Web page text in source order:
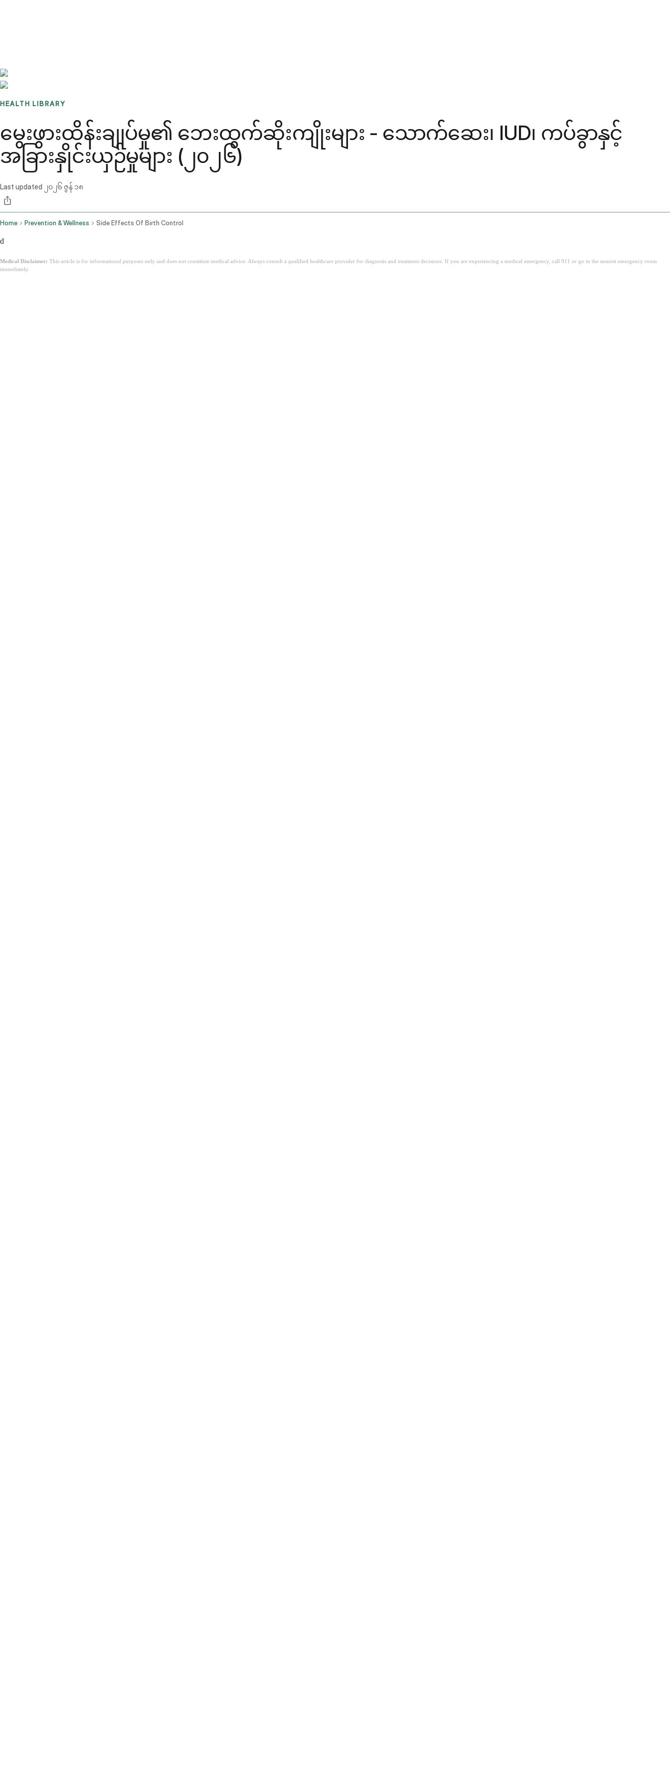
HEALTH LIBRARY
မွေးဖွားထိန်းချုပ်မှု၏ ဘေးထွက်ဆိုးကျိုးများ - သောက်ဆေး၊ IUD၊ ကပ်ခွာနှင့်
အခြားနှိုင်းယှဉ်မှုများ (၂၀၂၆)
Last updated ၂၀၂၆ ဇွန် ၁၈
Home Prevention & Wellness Side Effects Of Birth Control
d
Medical Disclaimer: This article is for informational purposes only and does not constitute medical advice. Always consult a qualified healthcare provider for diagnosis and treatment decisions. If you are experiencing a medical emergency, call 911 or go to the nearest emergency room
immediately.